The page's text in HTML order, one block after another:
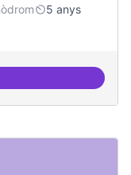
5 anys
a altres punts